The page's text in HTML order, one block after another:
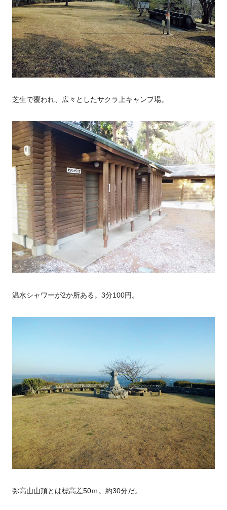
芝生で覆われ、広々としたサクラ上キャンプ場。
温水シャワーが2か所ある。3分100円。
弥高山山頂とは標高差50ｍ。約30分だ。